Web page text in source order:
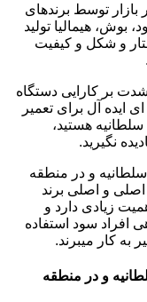
توسط برندهای
بوش، هیمالیا تولید
و شکل و کیفیت
بر کارایی دستگاه
ایده آل برای تعمیر
هستید،
نگیرید.
و در منطقه
اصلی و اصلی برند
زیادی دارد و
افراد سود استفاده
به کار میبرند.
و در منطقه